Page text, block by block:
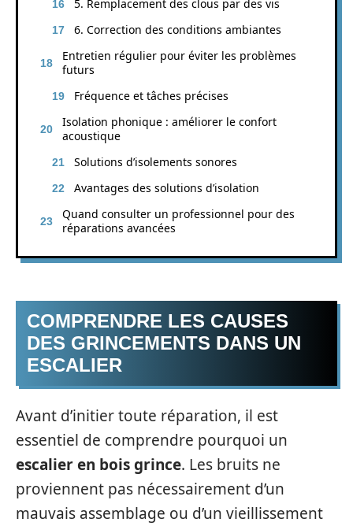
5. Remplacement des clous par des vis
6. Correction des conditions ambiantes
Entretien régulier pour éviter les problèmes
futurs
Fréquence et tâches précises
Isolation phonique : améliorer le confort
acoustique
Solutions d’isolements sonores
Avantages des solutions d’isolation
Quand consulter un professionnel pour des
réparations avancées
COMPRENDRE LES CAUSES
DES GRINCEMENTS DANS UN
ESCALIER
Avant d’initier toute réparation, il est
essentiel de comprendre pourquoi un
escalier en bois grince. Les bruits ne
proviennent pas nécessairement d’un
mauvais assemblage ou d’un vieillissement